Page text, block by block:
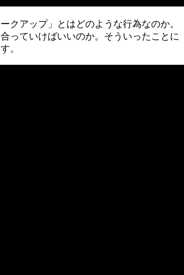
クアップ」とはどのような行為なのか。
っていけばいいのか。そういったことに
。